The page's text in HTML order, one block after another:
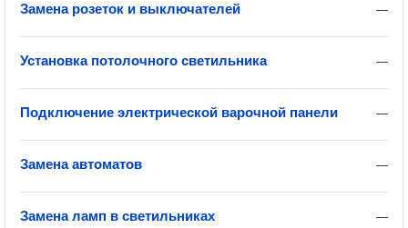
—
Замена розеток и выключателей
—
Установка потолочного светильника
—
Подключение электрической варочной панели
—
Замена автоматов
—
Замена ламп в светильниках